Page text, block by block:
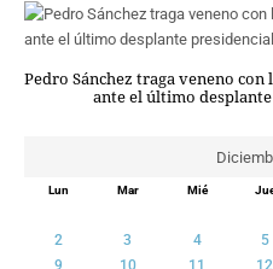
CRIMEN Y CASTIGO
RELIGION
GASTRONOMÍA
ESCAPARATE
Pedro Sánchez traga veneno
ante el último
Lun Mar Mié
2
3 4 5